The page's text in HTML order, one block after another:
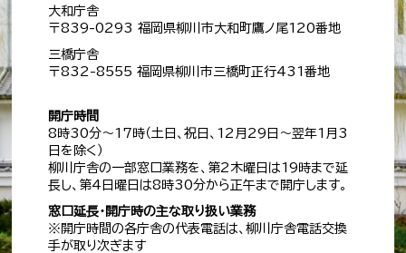
大和庁舎
〒839-0293 福岡県柳川市大和町鷹ノ尾120番地
三橋庁舎
〒832-8555 福岡県柳川市三橋町正行431番地
開庁時間
8時30分～17時（土日、祝日、12月29日～翌年1月3
日を除く）
柳川庁舎の一部窓口業務を、第2木曜日は19時まで延
長し、第4日曜日は8時30分から正午まで開庁します。
窓口延長・開庁時の主な取り扱い業務
※開庁時間の各庁舎の代表電話は、柳川庁舎電話交換
手が取り次ぎます